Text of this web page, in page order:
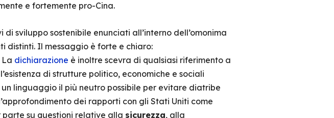
e fortemente pro-Cina.
sviluppo sostenibile enunciati all’interno dell’omonima
distinti. Il messaggio è forte e chiaro:
La dichiarazione è inoltre scevra di qualsiasi riferimento a
di strutture politico, economiche e sociali
linguaggio il più neutro possibile per evitare diatribe
dei rapporti con gli Stati Uniti come
su questioni relative alla sicurezza, alla